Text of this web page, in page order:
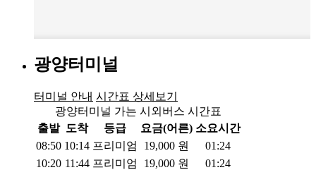
광양터미널
터미널 안내 시간표 상세보기
광양터미널 가는 시외버스 시간표
출발 도착 등급 요금(어른) 소요시간
08:50 10:14 프리미엄 19,000 원
01:24
10:20 11:44 프리미엄 19,000 원
01:24